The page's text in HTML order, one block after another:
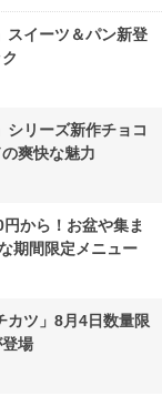
スイーツ＆パン新登
シリーズ新作チョコ
爽快な魅力
から！お盆や集ま
期間限定メニュー
カツ」8月4日数量限
場